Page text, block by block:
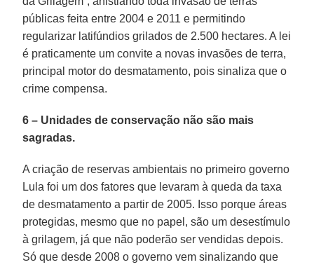
públicas feita entre 2004 e 2011 e permitindo
regularizar latifúndios grilados de 2.500 hectares. A lei
é praticamente um convite a novas invasões de terra,
principal motor do desmatamento, pois sinaliza que o
crime compensa.
6 – Unidades de conservação não são mais
sagradas.
A criação de reservas ambientais no primeiro governo
Lula foi um dos fatores que levaram à queda da taxa
de desmatamento a partir de 2005. Isso porque áreas
protegidas, mesmo que no papel, são um desestímulo
à grilagem, já que não poderão ser vendidas depois.
Só que desde 2008 o governo vem sinalizando que